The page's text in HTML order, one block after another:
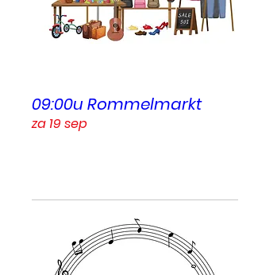
09:00u Rommelmarkt
za 19 sep